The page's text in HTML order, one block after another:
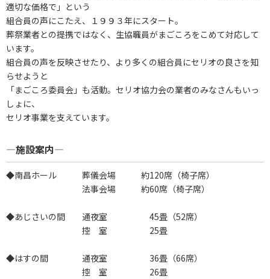
適切な価格で」という
組合員の声にこたえ、１９９３年にスタート。
葬祭業者との提携ではなく、生協職員がまごころをこめて対応して
います。
組合員の声を反映させたり、より多くの組合員にセリオの良さを知
らせようと
「まごころ委員会」も活動。セリオ協力会の業者のみなさんもいっ
しょに、
セリオ事業を支えています。
―施設案内―
◆南昌ホール 葬儀会場 約120席（椅子席）
法事会場 約60席（椅子席）
◆あじさいの間 通夜室 45畳（52席）
控 室 25畳
◆はすの間 通夜室 36畳（66席）
控 室 26畳